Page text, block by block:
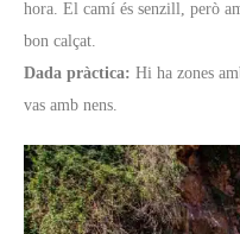
hora. El camí és senzill, però
bon calçat.
Dada pràctica: Hi ha zones
vas amb nens.